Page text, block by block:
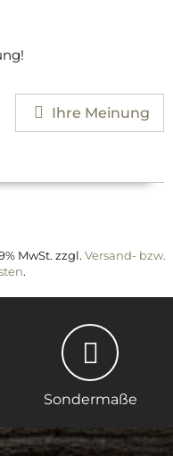
Ihre Meinung
MwSt. zzgl. Versand- bzw.
.
Sondermaße